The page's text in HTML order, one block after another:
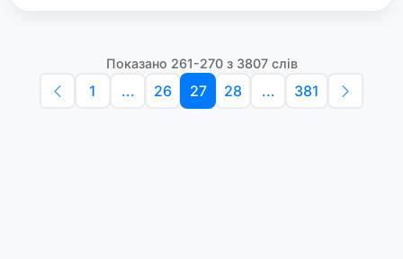
Показано 261-270 з 3807 слів
1 ... 26 27 28 ... 381